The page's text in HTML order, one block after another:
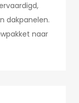
dakpanelen.
naar